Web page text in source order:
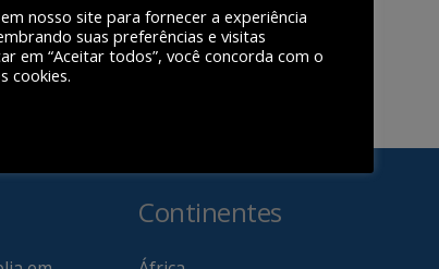
Continentes
nosso site para fornecer a experiência
suas preferências e visitas
em “Aceitar todos”, você concorda com o
cookies.